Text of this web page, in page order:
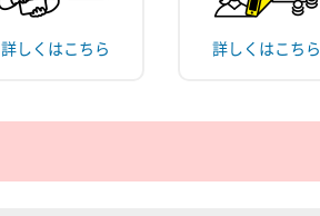
詳しくはこちら 詳しくはこちら